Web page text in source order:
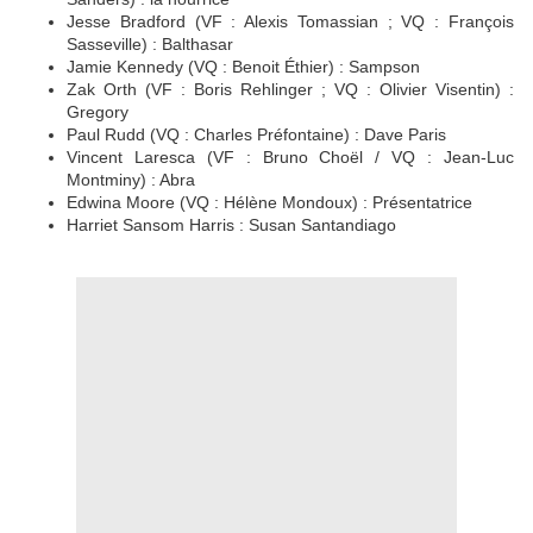
Jesse Bradford (VF : Alexis Tomassian ; VQ : François
Sasseville) : Balthasar
Jamie Kennedy (VQ : Benoit Éthier) : Sampson
Zak Orth (VF : Boris Rehlinger ; VQ : Olivier Visentin) :
Gregory
Paul Rudd (VQ : Charles Préfontaine) : Dave Paris
Vincent Laresca (VF : Bruno Choël / VQ : Jean-Luc
Montminy) : Abra
Edwina Moore (VQ : Hélène Mondoux) : Présentatrice
Harriet Sansom Harris : Susan Santandiago